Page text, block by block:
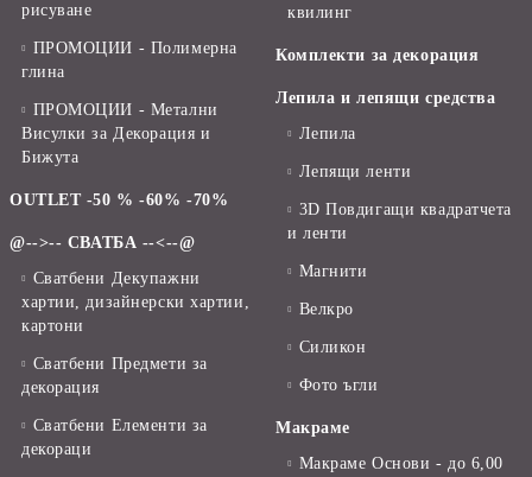
рисуване
ПРОМОЦИИ - Полимерна
глина
ПРОМОЦИИ - Метални
Висулки за Декорация и
Бижута
OUTLET -50 % -60% -70%
@-->-- СВАТБА --<--@
Сватбени Декупажни
хартии, дизайнерски хартии,
картони
Сватбени Предмети за
декорация
Сватбени Елементи за
декораци
квилинг
Комплекти за декорация
Лепила и лепящи средства
Лепила
Лепящи ленти
3D Повдигащи квадратчета
и ленти
Магнити
Велкро
Силикон
Фото ъгли
Макраме
Макраме Основи - до 6,00